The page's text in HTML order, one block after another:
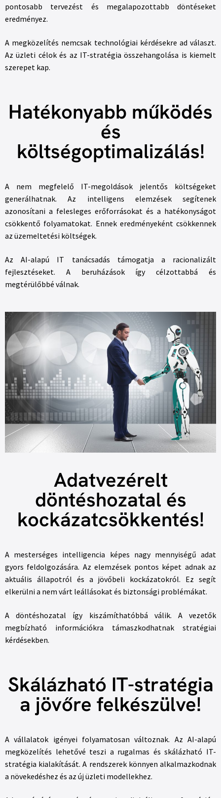
pontosabb tervezést és megalapozottabb döntéseket
eredményez.
A megközelítés nemcsak technológiai kérdésekre ad választ.
Az üzleti célok és az IT-stratégia összehangolása is kiemelt
szerepet kap.
Hatékonyabb működés
és
költségoptimalizálás!
A nem megfelelő IT-megoldások jelentős költségeket
generálhatnak. Az intelligens elemzések segítenek
azonosítani a felesleges erőforrásokat és a hatékonyságot
csökkentő folyamatokat. Ennek eredményeként csökkennek
az üzemeltetési költségek.
Az AI-alapú IT tanácsadás támogatja a racionalizált
fejlesztéseket. A beruházások így célzottabbá és
megtérülőbbé válnak.
Adatvezérelt
döntéshozatal és
kockázatcsökkentés!
A mesterséges intelligencia képes nagy mennyiségű adat
gyors feldolgozására. Az elemzések pontos képet adnak az
aktuális állapotról és a jövőbeli kockázatokról. Ez segít
elkerülni a nem várt leállásokat és biztonsági problémákat.
A döntéshozatal így kiszámíthatóbbá válik. A vezetők
megbízható információkra támaszkodhatnak stratégiai
kérdésekben.
Skálázható IT-stratégia
a jövőre felkészülve!
A vállalatok igényei folyamatosan változnak. Az AI-alapú
megközelítés lehetővé teszi a rugalmas és skálázható IT-
stratégia kialakítását. A rendszerek könnyen alkalmazkodnak
a növekedéshez és az új üzleti modellekhez.